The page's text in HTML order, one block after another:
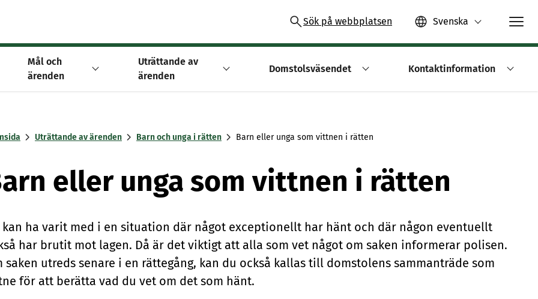
Sök på webbplatsen Svenska
Mål och
ärenden
Uträttande av
ärenden
Domstolsväsendet Kontaktinformation
Uträttande av ärenden Barn och unga i rätten Barn eller unga som vittnen i rätten
eller unga som vittnen i rätten
kan ha varit med i en situation där något exceptionellt har hänt och där någon eventuellt
har brutit mot lagen. Då är det viktigt att alla som vet något om saken informerar polisen.
saken utreds senare i en rättegång, kan du också kallas till domstolens sammanträde som
för att berätta vad du vet om det som hänt.